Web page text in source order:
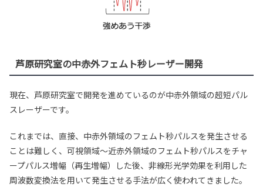
芦原研究室の中赤外フェムト秒レーザー開発
現在、芦原研究室で開発を進めているのが中赤外領域の超短パル
スレーザーです。
これまでは、直接、中赤外領域のフェムト秒パルスを発生させる
ことは難しく、可視領域〜近赤外領域のフェムト秒パルスをチャ
ープパルス増幅（再生増幅）した後、非線形光学効果を利用した
周波数変換法を用いて発生させる手法が広く使われてきました。